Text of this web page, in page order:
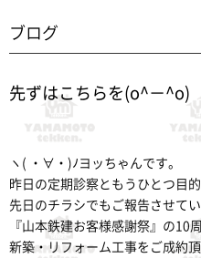
ブログ
先ずはこちらを(o^－^o)
ヽ( ・∀・)ﾉヨッちゃんです。
昨日の定期診察ともうひとつ目
先日のチラシでもご報告させて
『山本鉄建お客様感謝祭』の10
新築・リフォーム工事をご成約